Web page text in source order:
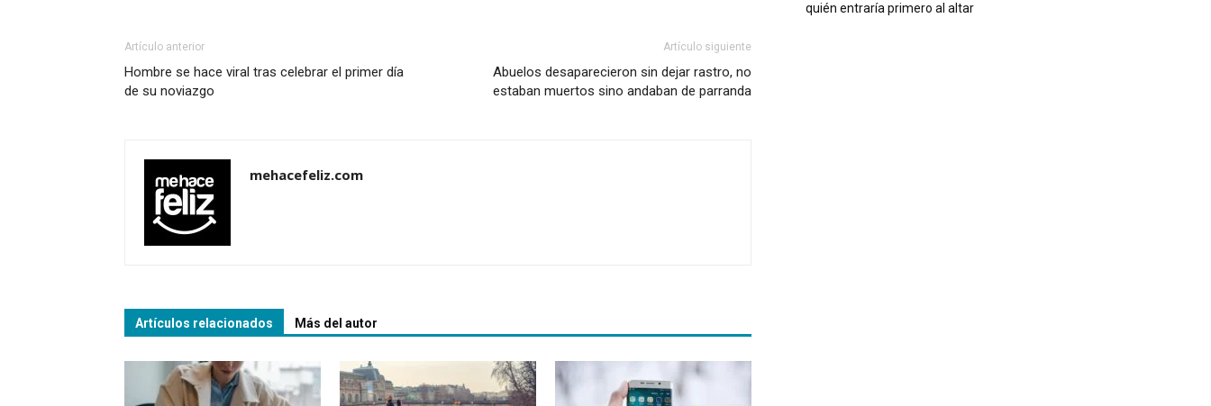
Artículo anterior
Hombre se hace viral tras celebrar el primer día
de su noviazgo
Artículo siguiente
Abuelos desaparecieron sin dejar rastro, no
estaban muertos sino andaban de parranda
mehacefeliz.com
Artículos relacionados Más del autor
quién entraría primero al altar